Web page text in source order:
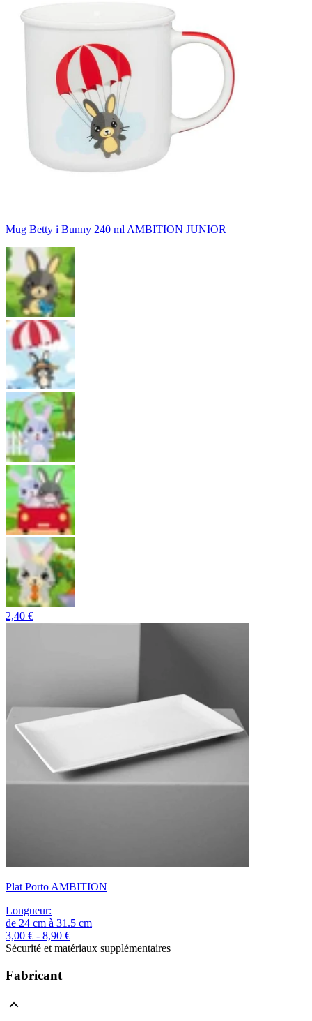
Mug Betty i Bunny 240 ml AMBITION JUNIOR
2,40 €
Plat Porto AMBITION
Longueur:
de 24 cm à 31.5 cm
3,00 € - 8,90 €
Sécurité et matériaux supplémentaires
Fabricant